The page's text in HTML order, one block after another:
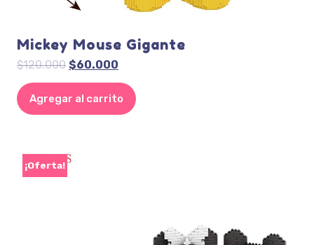
Mickey Mouse Gigante
$120.000 El
precio
original
era:
$60.000
precio
actual
es:
Agregar al carrito
¡Oferta!